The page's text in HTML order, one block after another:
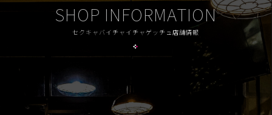
SHOP INFORMATION
セクキャバイチャイチャゲッチュ店舗情報